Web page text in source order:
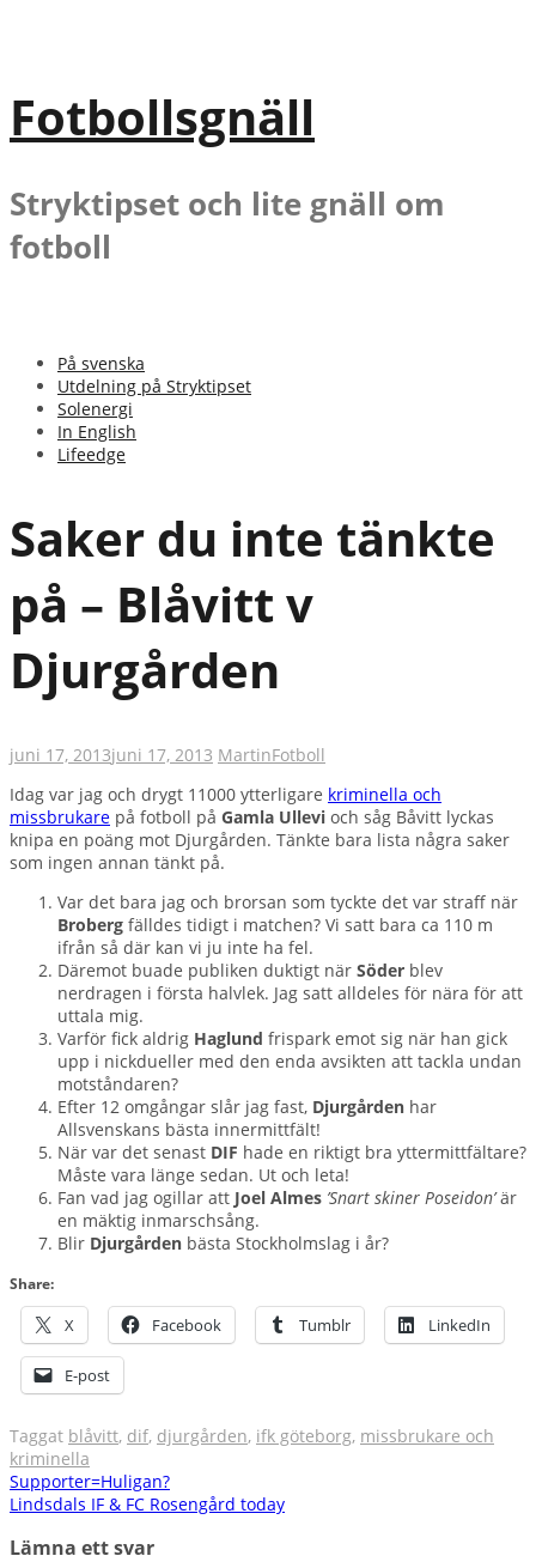
Fotbollsgnäll
Stryktipset och lite gnäll om
fotboll
På svenska
Utdelning på Stryktipset
Solenergi
In English
Lifeedge
Saker du inte tänkte
på – Blåvitt v
Djurgården
juni 17, 2013juni 17, 2013 MartinFotboll
Idag var jag och drygt 11000 ytterligare kriminella och
missbrukare på fotboll på Gamla Ullevi och såg Båvitt lyckas
knipa en poäng mot Djurgården. Tänkte bara lista några saker
som ingen annan tänkt på.
Var det bara jag och brorsan som tyckte det var straff när
Broberg fälldes tidigt i matchen? Vi satt bara ca 110 m
ifrån så där kan vi ju inte ha fel.
Däremot buade publiken duktigt när Söder blev
nerdragen i första halvlek. Jag satt alldeles för nära för att
uttala mig.
Varför fick aldrig Haglund frispark emot sig när han gick
upp i nickdueller med den enda avsikten att tackla undan
motståndaren?
Efter 12 omgångar slår jag fast, Djurgården har
Allsvenskans bästa innermittfält!
När var det senast DIF hade en riktigt bra yttermittfältare?
Måste vara länge sedan. Ut och leta!
Fan vad jag ogillar att Joel Almes ’Snart skiner Poseidon’är
en mäktig inmarschsång.
Blir Djurgården bästa Stockholmslag i år?
Share:
X Facebook Tumblr LinkedIn
E-post
Taggat blåvitt, dif, djurgården, ifk göteborg, missbrukare och
kriminella
Inläggsnavigering
Supporter=Huligan?
Lindsdals IF & FC Rosengård today
Lämna ett svar